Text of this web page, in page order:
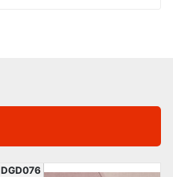
DGD076